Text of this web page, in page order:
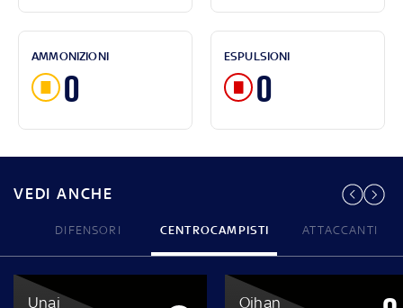
AMMONIZIONI
0
ESPULSIONI
0
VEDI ANCHE
DIFENSORI CENTROCAMPISTI ATTACCANTI
Unai Oihan